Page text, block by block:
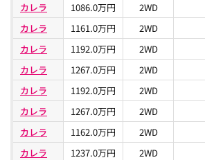
カレラ
1086.0万円 2WD
カレラ
1161.0万円 2WD
カレラ
1192.0万円 2WD
カレラ
1267.0万円 2WD
カレラ
1192.0万円 2WD
カレラ
1267.0万円 2WD
カレラ
1162.0万円 2WD
カレラ
1237.0万円 2WD